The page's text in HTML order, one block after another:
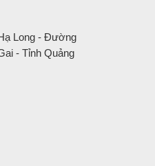
Long - Đường
- Tỉnh Quảng